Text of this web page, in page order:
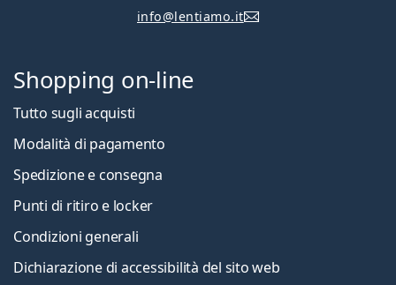
info@lentiamo.it
Shopping on-line
Tutto sugli acquisti
Modalità di pagamento
Spedizione e consegna
Punti di ritiro e locker
Condizioni generali
Dichiarazione di accessibilità del sito web